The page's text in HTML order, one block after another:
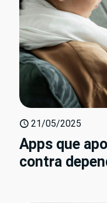
21/05/2025
Apps que
contra